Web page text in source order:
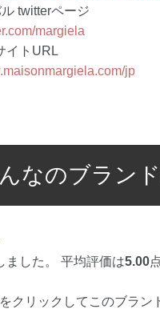
twitterページ
margiela
イトURL
jp
なのブラン
ました。 平均評価は5.00
クリックしてこのブラン